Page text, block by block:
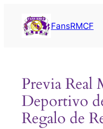
contenido
FansRMCF
Previa Real
Deportivo
Regalo de